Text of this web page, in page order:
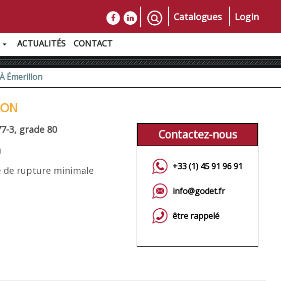
Catalogues Login
ACTUALITÉS CONTACT
Émerillon
Contactez-nous
+33 (1) 45 91 96 91
info@godet.fr
être rappelé
3, grade 80
de rupture minimale